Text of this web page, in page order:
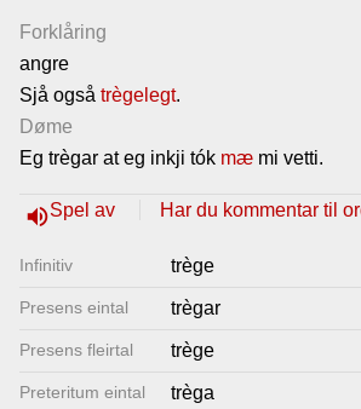
Forklåring
angre
Sjå også trègelegt.
Døme
Eg trègar at eg inkji tók mæ mi vetti.
volume_upSpel av Har du kommentar til
Infinitiv trège
Presens eintal trègar
Presens fleirtal trège
Preteritum eintal trèga
vallemålet
Gjestebok
Lenkjer
Kontakt
oss